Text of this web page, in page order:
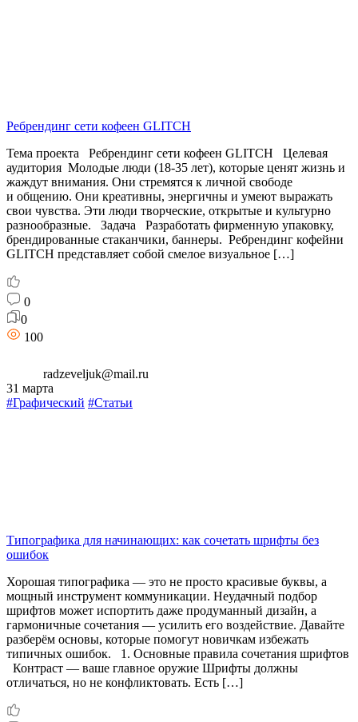
Ребрендинг сети кофеен GLITCH
Тема проекта Ребрендинг сети кофеен GLITCH Целевая
аудитория Молодые люди (18-35 лет), которые ценят жизнь и
жаждут внимания. Они стремятся к личной свободе
и общению. Они креативны, энергичны и умеют выражать
свои чувства. Эти люди творческие, открытые и культурно
разнообразные. Задача Разработать фирменную упаковку,
брендированные стаканчики, баннеры. Ребрендинг кофейни
GLITCH представляет собой смелое визуальное […]
0
0
100
radzeveljuk@mail.ru
31 марта
#Графический #Статьи
Типографика для начинающих: как сочетать шрифты без
ошибок
Хорошая типографика — это не просто красивые буквы, а
мощный инструмент коммуникации. Неудачный подбор
шрифтов может испортить даже продуманный дизайн, а
гармоничные сочетания — усилить его воздействие. Давайте
разберём основы, которые помогут новичкам избежать
типичных ошибок. 1. Основные правила сочетания шрифтов
Контраст — ваше главное оружие Шрифты должны
отличаться, но не конфликтовать. Есть […]